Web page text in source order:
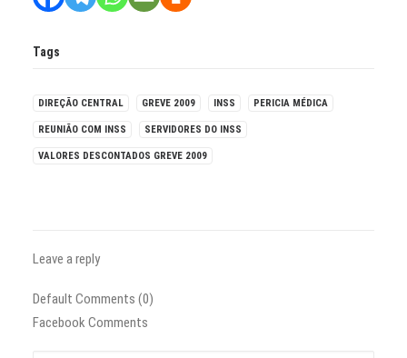
Tags
DIREÇÃO CENTRAL GREVE 2009 INSS PERICIA MÉDICA
REUNIÃO COM INSS SERVIDORES DO INSS
VALORES DESCONTADOS GREVE 2009
Leave a reply
Default Comments (0)
Facebook Comments